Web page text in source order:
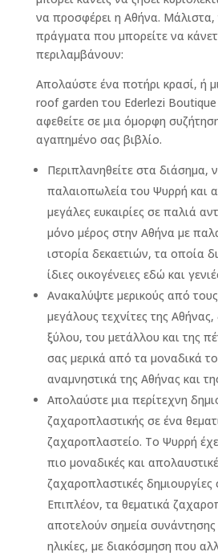
να προσφέρει η Αθήνα. Μάλιστα,
πράγματα που μπορείτε να
περιλαμβάνουν:
Απολαύστε ένα ποτήρι κρασί, ή
roof garden του Ederlezi
αφεθείτε σε μια όμορφη
αγαπημένο σας βιβλίο.
Περιπλανηθείτε στα διάσημα,
παλαιοπωλεία του Ψυρρή και
μεγάλες ευκαιρίες σε παλιά
μόνο μέρος στην Αθήνα με
ιστορία δεκαετιών, τα οποία
ίδιες οικογένειες εδώ και
Ανακαλύψτε μερικούς από τους
μεγάλους τεχνίτες της Αθήνας,
ξύλου, του μετάλλου και της
σας μερικά από τα μοναδικά
αναμνηστικά της Αθήνας και
Απολαύστε μια περίτεχνη
ζαχαροπλαστικής σε ένα
ζαχαροπλαστείο. Το Ψυρρή
πιο μοναδικές και
ζαχαροπλαστικές δημιουργίες
Επιπλέον, τα θεματικά
αποτελούν σημεία συνάντησης
ηλικίες, με διακόσμηση που